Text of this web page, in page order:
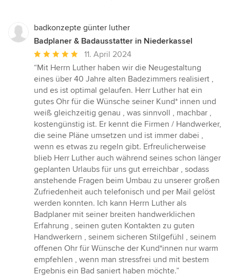
badkonzepte günter luther
Badplaner & Badausstatter in Niederkassel
Durchschnittliche
Bewertung:
5
von
5
Sternen
11. April 2024
“Mit Herrn Luther haben wir die Neugestaltung
eines über 40 Jahre alten Badezimmers realisiert ,
und es ist optimal gelaufen. Herr Luther hat ein
gutes Ohr für die Wünsche seiner Kund* innen und
weiß gleichzeitig genau , was sinnvoll , machbar ,
kostengünstig ist. Er kennt die Firmen / Handwerker,
die seine Pläne umsetzen und ist immer dabei ,
wenn es etwas zu regeln gibt. Erfreulicherweise
blieb Herr Luther auch während seines schon länger
geplanten Urlaubs für uns gut erreichbar , sodass
anstehende Fragen beim Umbau zu unserer großen
Zufriedenheit auch telefonisch und per Mail gelöst
werden konnten. Ich kann Herrn Luther als
Badplaner mit seiner breiten handwerklichen
Erfahrung , seinen guten Kontakten zu guten
Handwerkern , seinem sicheren Stilgefühl , seinem
offenen Ohr für Wünsche der Kund*innen nur warm
empfehlen , wenn man stressfrei und mit bestem
Ergebnis ein Bad saniert haben möchte.”